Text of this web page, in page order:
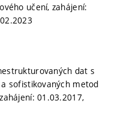
učení, zahájení:
dat s
sofistikovaných metod
01.03.2017,